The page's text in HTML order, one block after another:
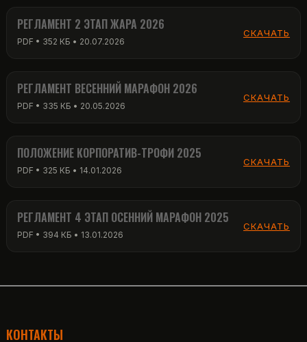
РЕГЛАМЕНТ 2 ЭТАП ЖАРА 2026
PDF • 352 КБ • 20.07.2026
СКАЧАТЬ
РЕГЛАМЕНТ ВЕСЕННИЙ МАРАФОН 2026
PDF • 335 КБ • 20.05.2026
СКАЧАТЬ
ПОЛОЖЕНИЕ КОРПОРАТИВ-ТРОФИ 2025
PDF • 325 КБ • 14.01.2026
СКАЧАТЬ
РЕГЛАМЕНТ 4 ЭТАП ОСЕННИЙ МАРАФОН 2025
PDF • 394 КБ • 13.01.2026
СКАЧАТЬ
КОНТАКТЫ